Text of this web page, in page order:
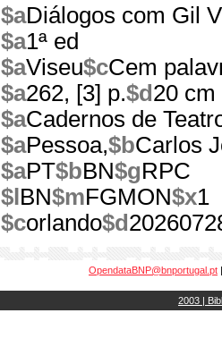
$aDiálogos com Gil
$a1ª ed
$aViseu$cCem
$a262, [3] p.$d 20 cm
$aCadernos de
$aPessoa,$bCarlos
$aPT$bBN$gRPC
$l BN$mFGMON$x1
$corlando$d
OpendataBNP@bnportugal.pt
2003 |